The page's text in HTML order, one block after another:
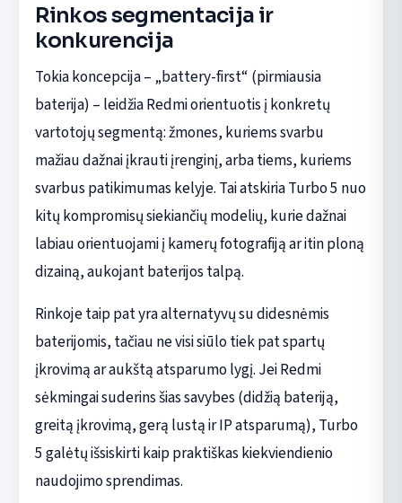
Rinkos segmentacija ir
konkurencija
Tokia koncepcija – „battery-first“ (pirmiausia
baterija) – leidžia Redmi orientuotis į konkretų
vartotojų segmentą: žmones, kuriems svarbu
mažiau dažnai įkrauti įrenginį, arba tiems, kuriems
svarbus patikimumas kelyje. Tai atskiria Turbo 5 nuo
kitų kompromisų siekiančių modelių, kurie dažnai
labiau orientuojami į kamerų fotografiją ar itin ploną
dizainą, aukojant baterijos talpą.
Rinkoje taip pat yra alternatyvų su didesnėmis
baterijomis, tačiau ne visi siūlo tiek pat spartų
įkrovimą ar aukštą atsparumo lygį. Jei Redmi
sėkmingai suderins šias savybes (didžią bateriją,
greitą įkrovimą, gerą lustą ir IP atsparumą), Turbo
5 galėtų išsiskirti kaip praktiškas kiekviendienio
naudojimo sprendimas.